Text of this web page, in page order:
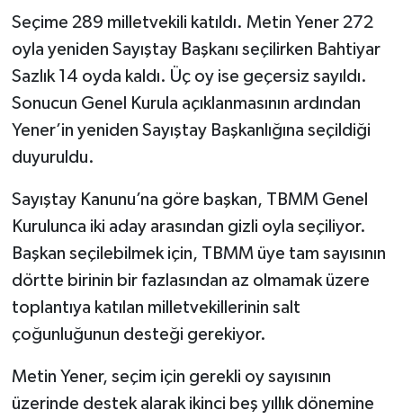
Seçime 289 milletvekili katıldı. Metin Yener 272
oyla yeniden Sayıştay Başkanı seçilirken Bahtiyar
Sazlık 14 oyda kaldı. Üç oy ise geçersiz sayıldı.
Sonucun Genel Kurula açıklanmasının ardından
Yener’in yeniden Sayıştay Başkanlığına seçildiği
duyuruldu.
Sayıştay Kanunu’na göre başkan, TBMM Genel
Kurulunca iki aday arasından gizli oyla seçiliyor.
Başkan seçilebilmek için, TBMM üye tam sayısının
dörtte birinin bir fazlasından az olmamak üzere
toplantıya katılan milletvekillerinin salt
çoğunluğunun desteği gerekiyor.
Metin Yener, seçim için gerekli oy sayısının
üzerinde destek alarak ikinci beş yıllık dönemine